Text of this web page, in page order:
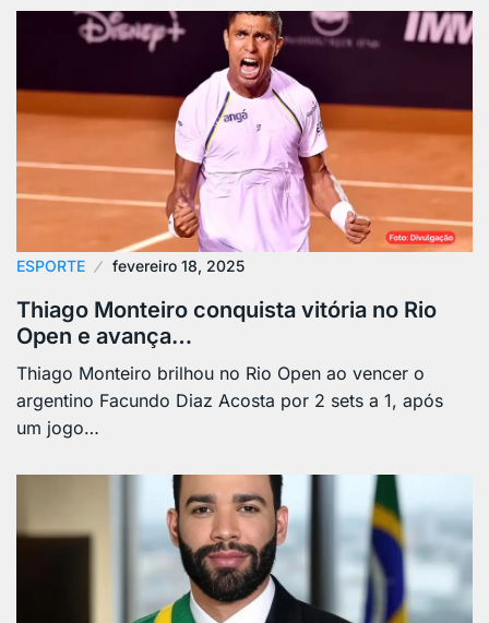
ESPORTE fevereiro 18, 2025
Thiago Monteiro conquista vitória no Rio
Open e avança…
Thiago Monteiro brilhou no Rio Open ao vencer o
argentino Facundo Diaz Acosta por 2 sets a 1, após
um jogo…